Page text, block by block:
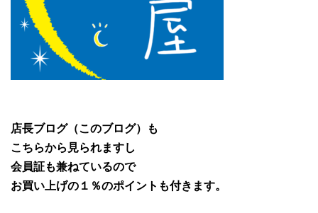
店長ブログ（このブログ）も
こちらから見られますし
会員証も兼ねているので
お買い上げの１％のポイントも付きます。